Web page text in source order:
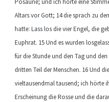
Posaune; und ich hörte eine
Altars vor Gott; 14 die sprach zu
hatte: Lass los die vier Engel, die
Euphrat. 15 Und es wurden
für die Stunde und den Tag und
dritten Teil der Menschen. 16 Und
vieltausendmal tausend; ich hörte
Erscheinung die Rosse und die